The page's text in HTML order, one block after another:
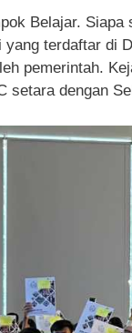
Belajar.
terdaftar di
pemerintah.
setara dengan